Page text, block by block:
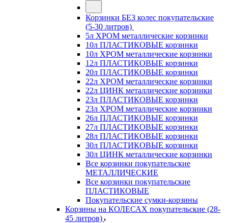
Корзинки БЕЗ колес покупательские
(5-30 литров)
5л ХРОМ металлические корзинки
10л ПЛАСТИКОВЫЕ корзинки
10л ХРОМ металлические корзинки
12л ПЛАСТИКОВЫЕ корзинки
20л ПЛАСТИКОВЫЕ корзинки
22л ХРОМ металлические корзинки
22л ЦИНК металлические корзинки
23л ПЛАСТИКОВЫЕ корзинки
23л ХРОМ металлические корзинки
26л ПЛАСТИКОВЫЕ корзинки
27л ПЛАСТИКОВЫЕ корзинки
28л ПЛАСТИКОВЫЕ корзинки
30л ПЛАСТИКОВЫЕ корзинки
30л ЦИНК металлические корзинки
Все корзинки покупательские
МЕТАЛЛИЧЕСКИЕ
Все корзинки покупательские
ПЛАСТИКОВЫЕ
Покупательские сумки-корзины
Корзины на КОЛЕСАХ покупательские (28-
45 литров)